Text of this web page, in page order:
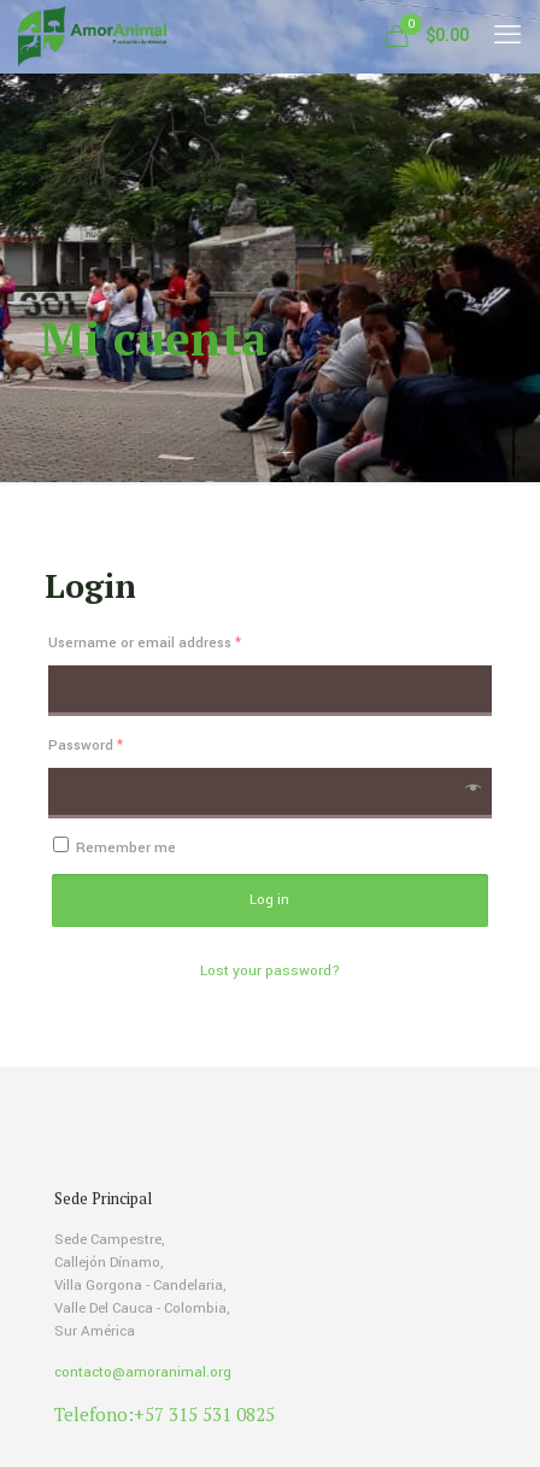
0 $0.00
Mi cuenta
Login
Username or email address *
Password *
Remember me
Log in
Lost your password?
Sede Principal
Sede Campestre,
Callejón Dínamo,
Villa Gorgona - Candelaria,
Valle Del Cauca - Colombia,
Sur América
contacto@amoranimal.org
Telefono:+57 315 531 0825